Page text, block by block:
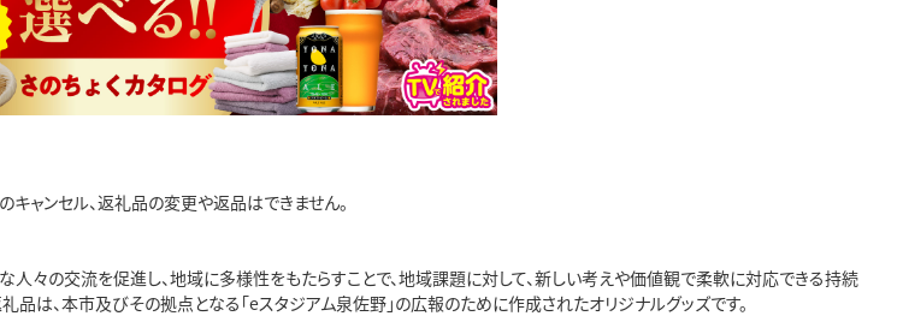
ャンセル、返礼品の変更や返品はできません。
人々の交流を促進し、地域に多様性をもたらすことで、地域課題に対して、新しい考えや価値観で柔軟に対応できる持続
品は、本市及びその拠点となる「eスタジアム泉佐野」の広報のために作成されたオリジナルグッズです。